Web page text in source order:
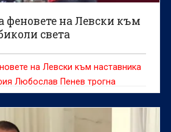
феновете на Левски към
света
на Левски към наставника
Любослав Пенев трогна